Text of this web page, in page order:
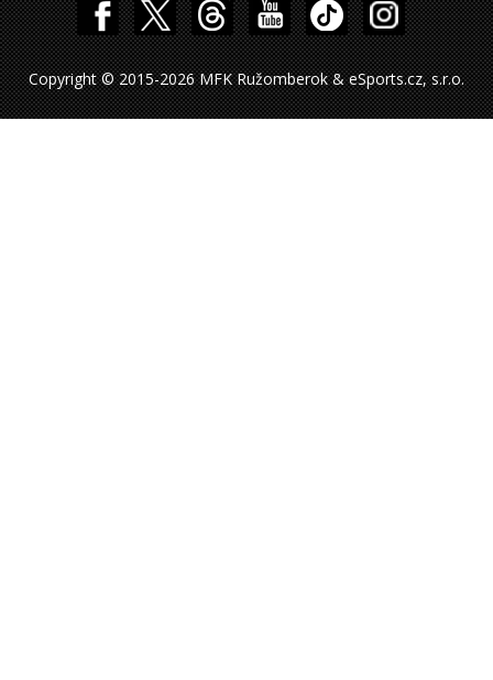
Copyright © 2015-2026 MFK Ružomberok & eSports.cz, s.r.o.